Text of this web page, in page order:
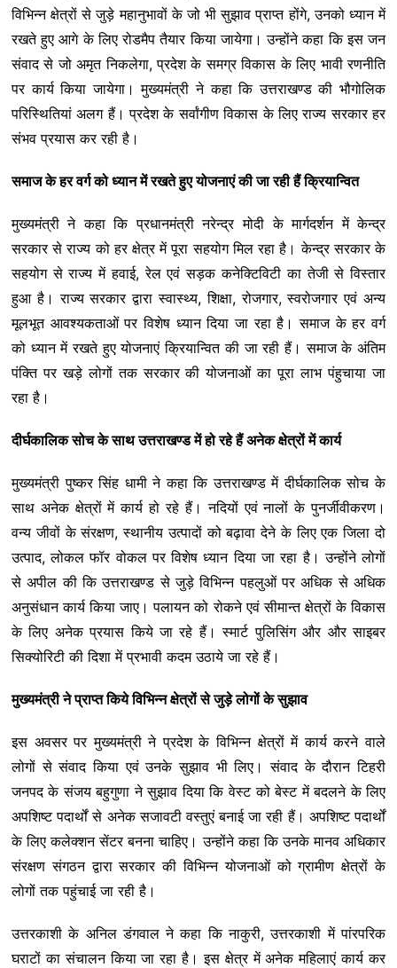
विभिन्न क्षेत्रों से जुड़े महानुभावों के जो भी सुझाव प्राप्त होंगे, उनको ध्यान में
रखते हुए आगे के लिए रोडमैप तैयार किया जायेगा। उन्होंने कहा कि इस जन
संवाद से जो अमृत निकलेगा, प्रदेश के समग्र विकास के लिए भावी रणनीति
पर कार्य किया जायेगा। मुख्यमंत्री ने कहा कि उत्तराखण्ड की भौगोलिक
परिस्थितियां अलग हैं। प्रदेश के सर्वांगीण विकास के लिए राज्य सरकार हर
संभव प्रयास कर रही है।
समाज के हर वर्ग को ध्यान में रखते हुए योजनाएं की जा रही हैं क्रियान्वित
मुख्यमंत्री ने कहा कि प्रधानमंत्री नरेन्द्र मोदी के मार्गदर्शन में केन्द्र
सरकार से राज्य को हर क्षेत्र में पूरा सहयोग मिल रहा है। केन्द्र सरकार के
सहयोग से राज्य में हवाई, रेल एवं सड़क कनेक्टिविटी का तेजी से विस्तार
हुआ है। राज्य सरकार द्वारा स्वास्थ्य, शिक्षा, रोजगार, स्वरोजगार एवं अन्य
मूलभूत आवश्यकताओं पर विशेष ध्यान दिया जा रहा है। समाज के हर वर्ग
को ध्यान में रखते हुए योजनाएं क्रियान्वित की जा रही हैं। समाज के अंतिम
पंक्ति पर खड़े लोगों तक सरकार की योजनाओं का पूरा लाभ पंहुचाया जा
रहा है।
दीर्घकालिक सोच के साथ उत्तराखण्ड में हो रहे हैं अनेक क्षेत्रों में कार्य
मुख्यमंत्री पुष्कर सिंह धामी ने कहा कि उत्तराखण्ड में दीर्घकालिक सोच के
साथ अनेक क्षेत्रों में कार्य हो रहे हैं। नदियों एवं नालों के पुनर्जीवीकरण।
वन्य जीवों के संरक्षण, स्थानीय उत्पादों को बढ़ावा देने के लिए एक जिला दो
उत्पाद, लोकल फॉर वोकल पर विशेष ध्यान दिया जा रहा है। उन्होंने लोगों
से अपील की कि उत्तराखण्ड से जुड़े विभिन्न पहलुओं पर अधिक से अधिक
अनुसंधान कार्य किया जाए। पलायन को रोकने एवं सीमान्त क्षेत्रों के विकास
के लिए अनेक प्रयास किये जा रहे हैं। स्मार्ट पुलिसिंग और और साइबर
सिक्योरिटी की दिशा में प्रभावी कदम उठाये जा रहे हैं।
मुख्यमंत्री ने प्राप्त किये विभिन्न क्षेत्रों से जुड़े लोगों के सुझाव
इस अवसर पर मुख्यमंत्री ने प्रदेश के विभिन्न क्षेत्रों में कार्य करने वाले
लोगों से संवाद किया एवं उनके सुझाव भी लिए। संवाद के दौरान टिहरी
जनपद के संजय बहुगुणा ने सुझाव दिया कि वेस्ट को बेस्ट में बदलने के लिए
अपशिष्ट पदार्थों से अनेक सजावटी वस्तुएं बनाई जा रही हैं। अपशिष्ट पदार्थों
के लिए कलेक्शन सेंटर बनना चाहिए। उन्होंने कहा कि उनके मानव अधिकार
संरक्षण संगठन द्वारा सरकार की विभिन्न योजनाओं को ग्रामीण क्षेत्रों के
लोगों तक पहुंचाई जा रही है।
उत्तरकाशी के अनिल डंगवाल ने कहा कि नाकुरी, उत्तरकाशी में पांरपरिक
घराटों का संचालन किया जा रहा है। इस क्षेत्र में अनेक महिलाएं कार्य कर